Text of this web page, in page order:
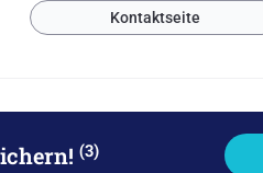
Kontaktseite
(3)